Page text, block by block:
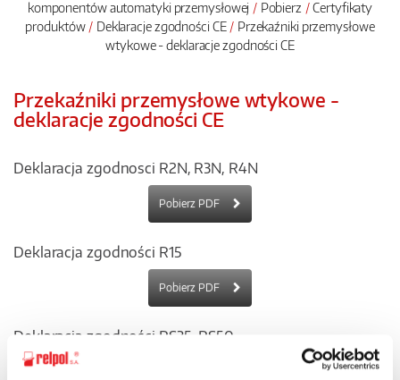
komponentów automatyki przemysłowej
Pobierz
Certyfikaty
produktów
Deklaracje zgodności CE
Przekaźniki przemysłowe
wtykowe - deklaracje zgodności CE
Przekaźniki przemysłowe wtykowe -
deklaracje zgodności CE
Deklaracja zgodnosci R2N, R3N, R4N
Pobierz PDF
Deklaracja zgodności R15
Pobierz PDF
Deklaracja zgodności RS35, RS50